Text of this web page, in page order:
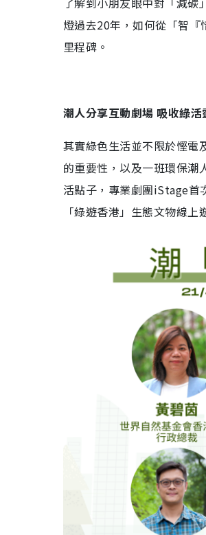
燈過去20年，如何從「智
里程碑。
潮人分享互動劇場 吸收綠活
其實綠色生活並不限於慳電
的重要性，以及一班環保潮
活點子，專業劇團iStage首
「綠遊香港」生態文物線